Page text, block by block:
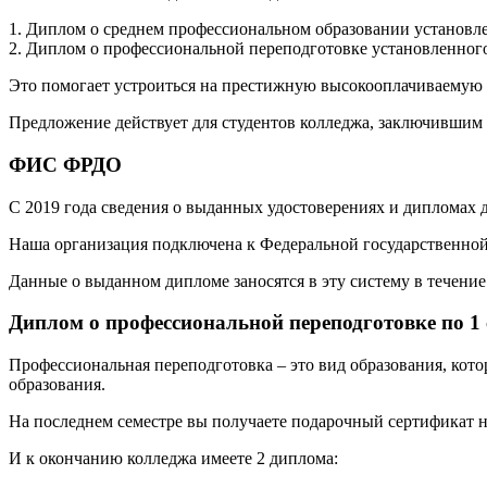
1. Диплом о среднем профессиональном образовании
2. Диплом о профессиональной переподготовке
Это помогает устроиться на престижную
Предложение действует для студентов колледжа,
ФИС ФРДО
С 2019 года сведения о выданных удостоверениях и
Наша организация подключена к Федеральной
Данные о выданном дипломе заносятся в эту систему в
Диплом о профессиональной переподготовке по
Профессиональная переподготовка – это вид образования,
образования.
На последнем семестре вы получаете подарочный
И к окончанию колледжа имеете 2 диплома: